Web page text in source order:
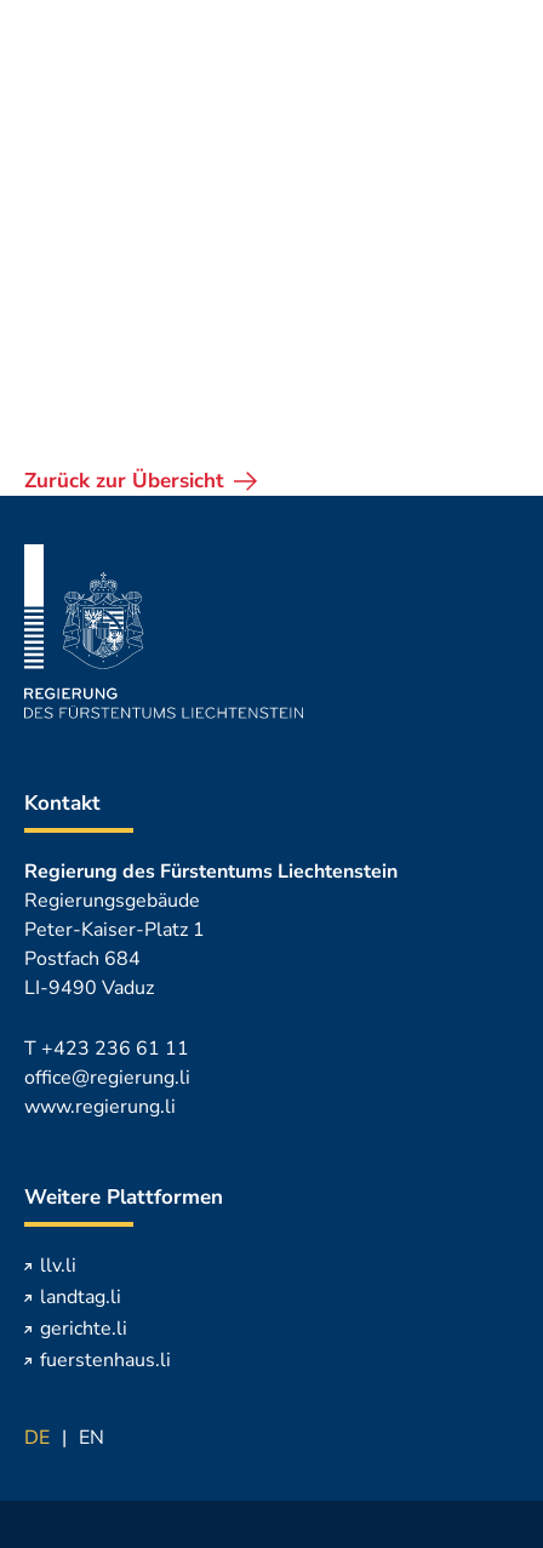
Zurück zur Übersicht
Kontakt
Regierung des Fürstentums Liechtenstein
Regierungsgebäude
Peter-Kaiser-Platz 1
Postfach 684
LI-9490 Vaduz
T+423 236 61 11
office@regierung.li
www.regierung.li
Weitere Plattformen
llv.li
landtag.li
gerichte.li
fuerstenhaus.li
DE EN